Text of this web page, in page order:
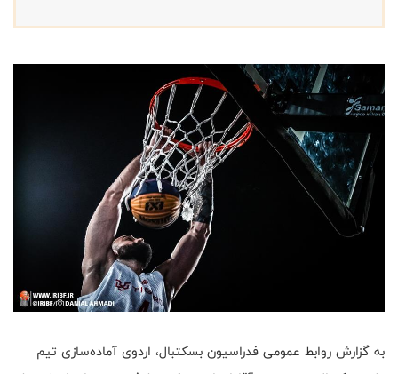
به گزارش روابط عمومی فدراسیون بسکتبال، اردوی آماده‌سازی تیم